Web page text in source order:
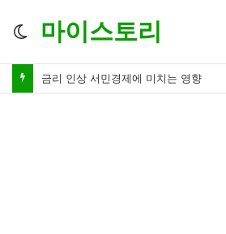
Switch
마이스토리
금리 인하 서민경제 파장 ‘숨겨진 영향력’